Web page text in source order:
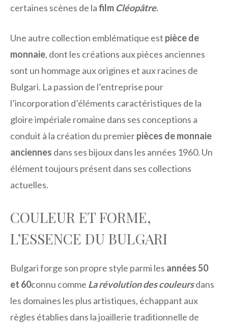
certaines scènes de lafilm Cléopâtre.
Une autre collection emblématique est pièce de
monnaie, dont les créations aux pièces anciennes
sont un hommage aux origines et aux racines de
Bulgari. La passion de l’entreprise pour
l’incorporation d’éléments caractéristiques de la
gloire impériale romaine dans ses conceptions a
conduit à la création du premierpièces de monnaie
anciennes dans ses bijoux dans les années 1960. Un
élément toujours présent dans ses collections
actuelles.
COULEUR ET FORME,
L’ESSENCE DU BULGARI
Bulgari forge son propre style parmi les années 50
et 60connu comme La révolution des couleursdans
les domaines les plus artistiques, échappant aux
règles établies dans la joaillerie traditionnelle de